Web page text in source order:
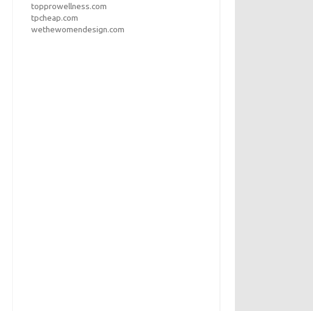
topprowellness.com
tpcheap.com
wethewomendesign.com